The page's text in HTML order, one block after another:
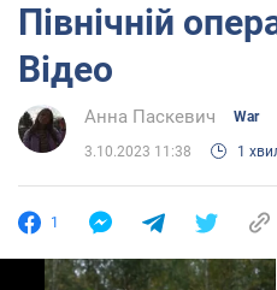
Північній
Відео
Анна Паскевич War
3.10.2023 11:38 1
1